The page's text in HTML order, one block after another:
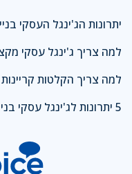
יתרונות הג'ינגל העסקי
למה צריך ג'ינגל עסקי
למה צריך הקלטות
5 יתרונות לג'ינגל עסקי בנייד